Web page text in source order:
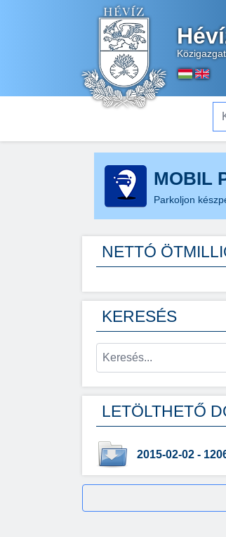
MOBIL
Parkoljon
NETTÓ
KERESÉS
LETÖLTHETŐ
2015-02-02 -